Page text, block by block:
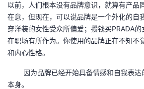
证
实
验
的
收
持
建
议
以前，人们根本没有品牌意识，就算有产品
在意，但现在，可以说品牌是一个外化的自
穿洋装的女性受众所偏爱；攒钱买PRADA
在职场有所作为。你使用的品牌正在不知不
和内心性格。
因为品牌已经开始具备情感和自我表
本身。